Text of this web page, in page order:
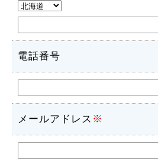
電話番号
メールアドレス ※